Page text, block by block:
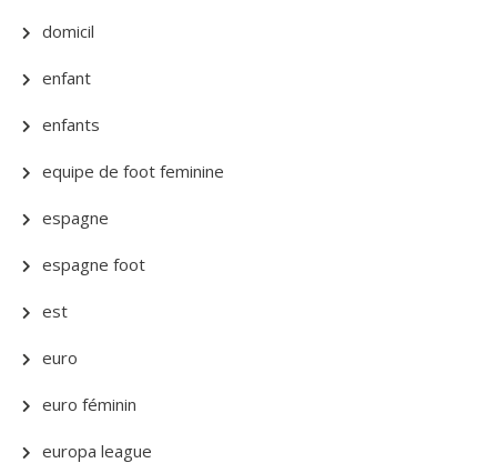
domicil
enfant
enfants
equipe de foot feminine
espagne
espagne foot
est
euro
euro féminin
europa league